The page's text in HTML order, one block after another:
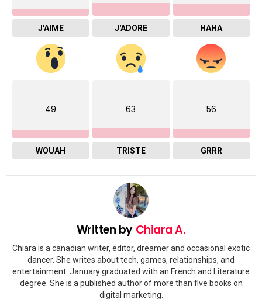
J'AIME J'ADORE HAHA
49
WOUAH
63
TRISTE
56
GRRR
Written by Chiara A.
Chiara is a canadian writer, editor, dreamer and occasional exotic
dancer. She writes about tech, games, relationships, and
entertainment. January graduated with an French and Literature
degree. She is a published author of more than five books on
digital marketing.